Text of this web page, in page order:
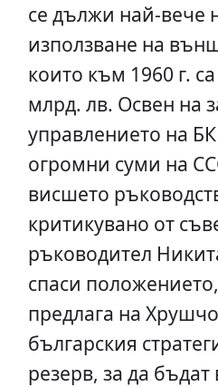
се дължи най-вече
използване на
които към 1960 г.
млрд. лв. Освен на
управлението на
огромни суми на
висшето
критикувано от
ръководител
спаси
предлага на
българския
резерв, за да